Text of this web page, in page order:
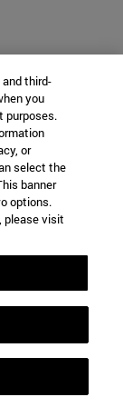
third-
you
purposes.
or
select the
banner
options.
please visit